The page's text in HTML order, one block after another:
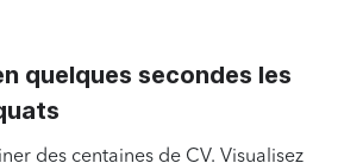
quelques secondes les
des centaines de CV. Visualisez